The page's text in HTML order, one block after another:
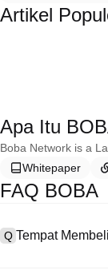
Artikel
Apa Itu
Boba Network is a
Whitepaper
FAQ BOBA
Q Tempat